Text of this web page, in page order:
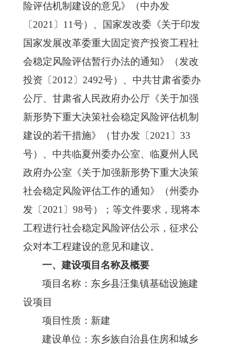
险评估机制建设的意见》（中办发
〔 2021〕11号）、国家发改委《关于印发
国家发展改革委重大固定资产投资工程社
会稳定风险评估暂行办法的通知》（发改
投资〔2012〕2492号）、中共甘肃省委办
公厅、甘肃省人民政府办公厅《关于加强
新形势下重大决策社会稳定风险评估机制
建设的若干措施》（甘办发〔2021〕33
号）、中共临夏州委办公室、临夏州人民
政府办公室《关于加强新形势下重大决策
社会稳定风险评估工作的通知》（州委办
发〔2021〕98号）；等文件要求，现将本
工程进行社会稳定风险评估公示，征求公
众对本工程建设的意见和建议。
一、建设项目名称及概要
项目名称：东乡县汪集镇基础设施建
设项目
项目性质：新建
建设单位：东乡族自治县住房和城乡